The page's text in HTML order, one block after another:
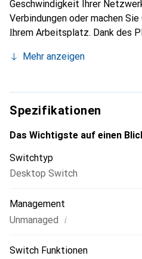
Geschwindigkeit Ihrer
Verbindungen oder machen
Ihrem Arbeitsplatz. Dank des
SG116 für einen geringeren
Energie, womit dieses Gerät
Lösung für Ihr Heim- und
Mehr anzeigen
Spezifikationen
Das Wichtigste auf einen
Switchtyp
Desktop Switch
Management
Unmanaged i
Switch Funktionen